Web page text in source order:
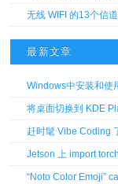
无线 WIFI 的13个信
最新文章
Windows中安装和使
将桌面切换到 KDE
赶时髦 Vibe Coding
Jetson 上 import
“Noto Color Emoji”